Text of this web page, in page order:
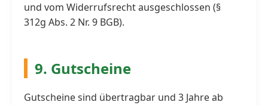
und vom Widerrufsrecht ausgeschlossen (§
312g Abs. 2 Nr. 9 BGB).
9. Gutscheine
Gutscheine sind übertragbar und 3 Jahre ab